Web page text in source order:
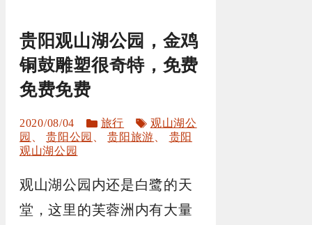
贵阳观山湖公园，金鸡
铜鼓雕塑很奇特，免费
免费免费
2020/08/04
分
类
旅行
标
签
观山湖公
园
、贵阳公园 、贵阳旅游
贵阳
观山湖公园
观山湖公园内还是白鹭的天
堂，这里的芙蓉洲内有大量